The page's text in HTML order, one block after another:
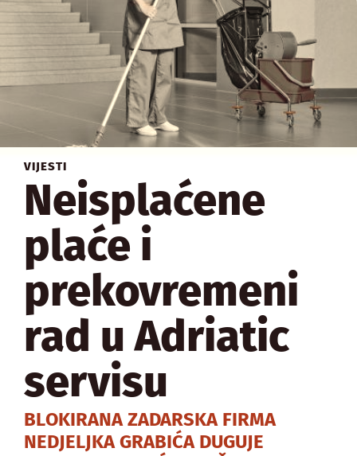
VIJESTI
Neisplaćene
plaće i
prekovremeni
rad u Adriatic
servisu
BLOKIRANA ZADARSKA FIRMA
NEDJELJKA GRABIĆA DUGUJE